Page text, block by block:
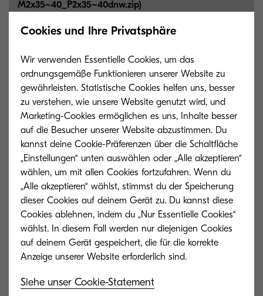
M2x35~40_ P2x35~40dnw.zip)
1 MB ZIP
KX XPS driver (certified and signed byMicrosoft)
(KXPSDrv_ 1.6.1806_ ECOSYS_
M2x35~40_
P2x35~40dnw.zip)
26 MB ZIP
KX driver (v.6.3.1806)
44 MB ZIP
Product specific release for
ECOSYS_M2XXXDN_M2XXXDW
Linux driver (Linux_
P2x35~40dnw.zip)
Cookies und Ihre Privatsphäre
Wir verwenden Essentielle Cookies, um das
ordnungsgemäße Funktionieren unserer Website zu
gewährleisten. Statistische Cookies helfen uns, besser
zu verstehen, wie unsere Website genutzt wird, und
Marketing-Cookies ermöglichen es uns, Inhalte besser
auf die Besucher unserer Website abzustimmen. Du
kannst deine Cookie-Präferenzen über die Schaltfläche
„Einstellungen“ unten auswählen oder „Alle akzeptieren“
wählen, um mit allen Cookies fortzufahren. Wenn du
„Alle akzeptieren“ wählst, stimmst du der Speicherung
dieser Cookies auf deinem Gerät zu. Du kannst diese
Cookies ablehnen, indem du „Nur Essentielle Cookies“
wählst. In diesem Fall werden nur diejenigen Cookies
auf deinem Gerät gespeichert, die für die korrekte
Siehe unser Cookie-Statement